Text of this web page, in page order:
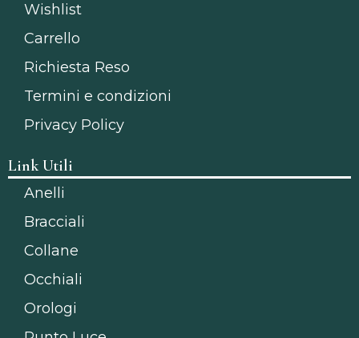
Wishlist
Carrello
Richiesta Reso
Termini e condizioni
Privacy Policy
Link Utili
Anelli
Bracciali
Collane
Occhiali
Orologi